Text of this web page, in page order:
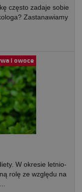
często zadaje sobie
Zastanawiamy
i owoce
W okresie letnio-
rolę ze względu na